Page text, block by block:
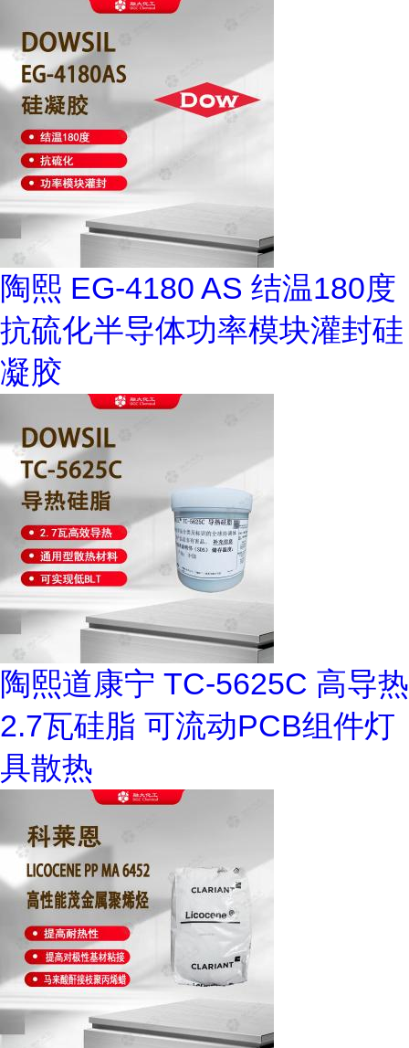
陶熙 EG-4180 AS 结温180度
抗硫化半导体功率模块灌封硅
凝胶
陶熙道康宁 TC-5625C 高导热
2.7瓦硅脂 可流动PCB组件灯
具散热